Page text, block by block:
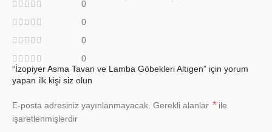
0
0
0
0
“İzopiyer Asma Tavan ve Lamba Göbekleri Altıgen” için yorum
yapan ilk kişi siz olun
E-posta adresiniz yayınlanmayacak. Gerekli alanlar * ile
işaretlenmişlerdir